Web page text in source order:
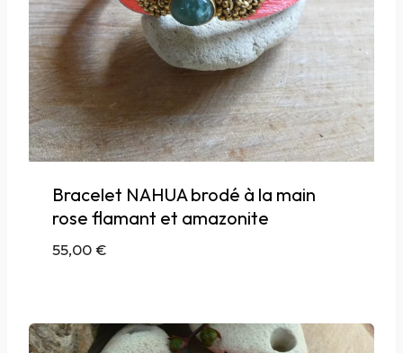
Bracelet NAHUA brodé à la main
rose flamant et amazonite
55,00€